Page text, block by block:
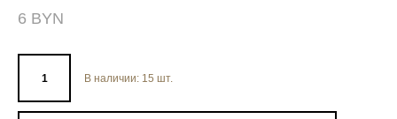
6 BYN
В наличии: 15 шт.